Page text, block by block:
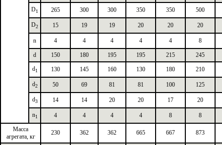
D1 265 300 300 350 350 500
D2 15 19 19 20 20 20
n 4 4 4 4 4 8
d 150 180 195 195 215
245
d1 130 145 160 130 180 210
d2 50 69 81 81 100 125
d3 14 14 20 20 17 20
n1 4 4 4 4 8
8
Масса
агрегата, кг
230 362 362 665 667 873